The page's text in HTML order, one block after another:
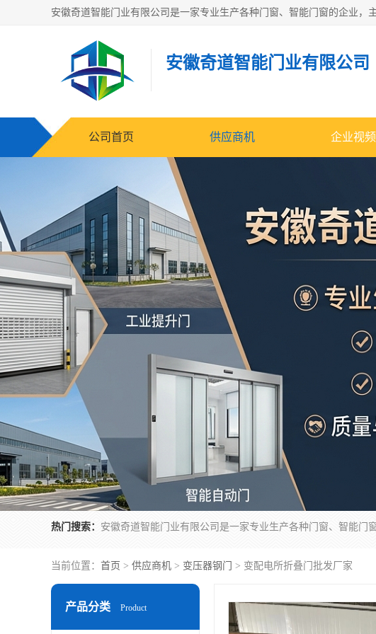
安徽奇道智能门业有限公司
公司首页 供应商机 企业视频
热门搜索：
当前位置： 首页 > 供应商机 > 变压器钢门 > 变配电所折叠门批发厂家
产品分类 Product